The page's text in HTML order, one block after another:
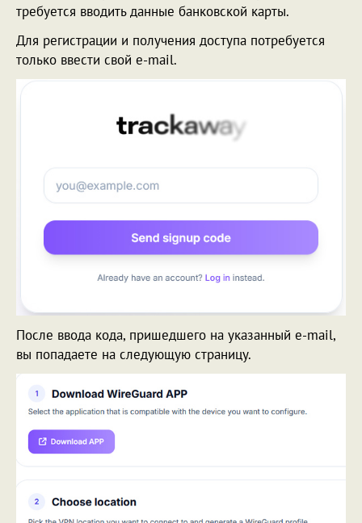
требуется вводить данные банковской карты.
Для регистрации и получения доступа потребуется
только ввести свой e-mail.
После ввода кода, пришедшего на указанный e-mail,
вы попадаете на следующую страницу.